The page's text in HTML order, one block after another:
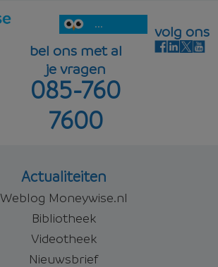
...
bel ons met al
je vragen
085-760
7600
volg ons
Actualiteiten
Weblog Moneywise.nl
Bibliotheek
Videotheek
Nieuwsbrief